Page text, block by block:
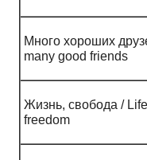
Много хороших
many good friends
Жизнь, свобода /
freedom